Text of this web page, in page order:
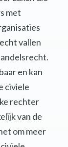
met
vallen
en kan
civiele
rechter
van de
om meer